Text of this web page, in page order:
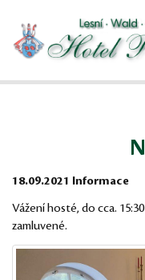
18.09.2021 Informace
Vážení hosté, do cca.
zamluvené.